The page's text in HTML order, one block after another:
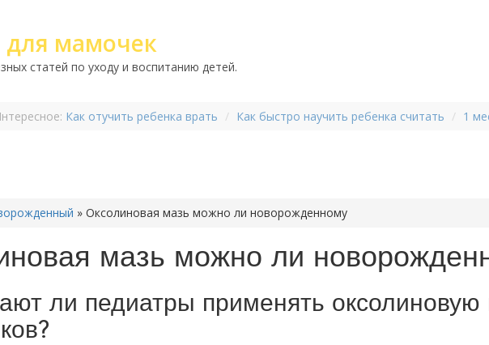
для мамочек
статей по уходу и воспитанию детей.
Как отучить ребенка врать Как быстро научить ребенка считать 1
» Оксолиновая мазь можно ли новорожденному
мазь можно ли
ли педиатры применять оксолиновую